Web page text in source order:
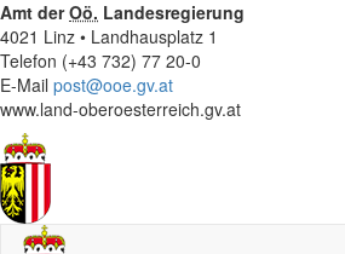
Amt derOö. Landesregierung
4021 Linz • Landhausplatz 1
Telefon (+43 732) 77 20-0
E-Mail post@ooe.gv.at
www.land-oberoesterreich.gv.at